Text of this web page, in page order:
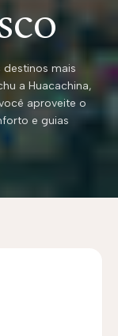
destinos mais
a Huacachina,
aproveite o
e guias